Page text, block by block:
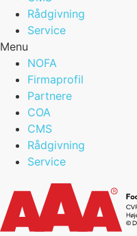
Rådgivning
Service
Menu
NOFA
Firmaprofil
Partnere
COA
CMS
Rådgivning
Service